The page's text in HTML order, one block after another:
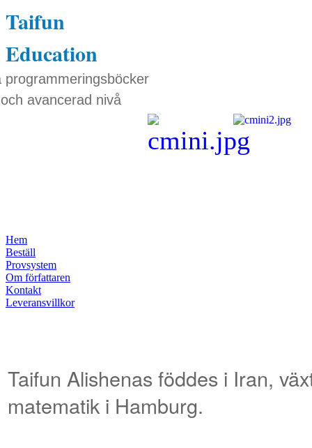
Taifun
Education
programmeringsböcker
avancerad nivå
Hem
Beställ
Provsystem
Om författaren
Kontakt
Leveransvillkor
Taifun Alishenas föddes i Iran,
matematik i Hamburg.